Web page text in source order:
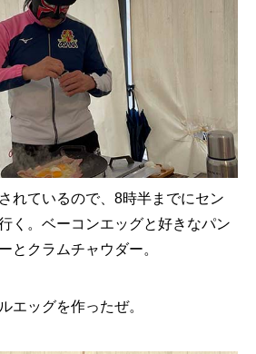
れているので、8時半までにセン
く。ベーコンエッグと好きなパン
とクラムチャウダー。
エッグを作ったぜ。